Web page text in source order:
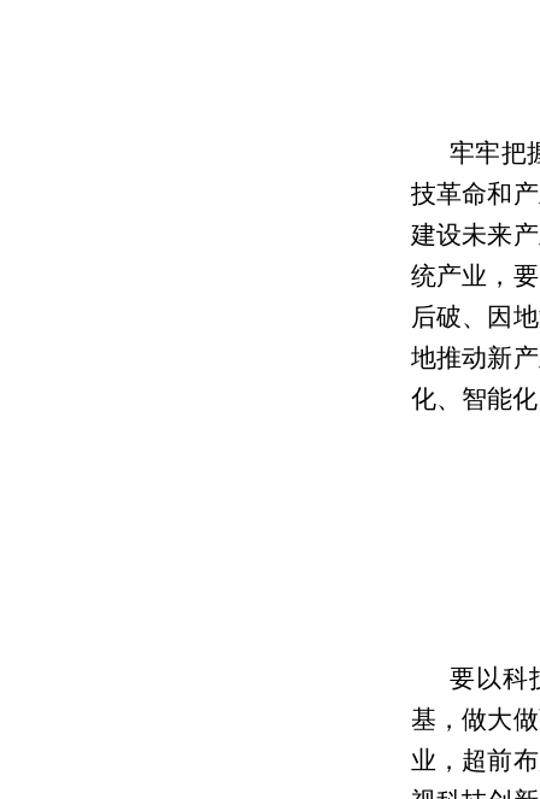
牢牢把
技革命和
建设未来
统产业，
后破、因
地推动新
化、智能
要以科
基，做大
业，超前